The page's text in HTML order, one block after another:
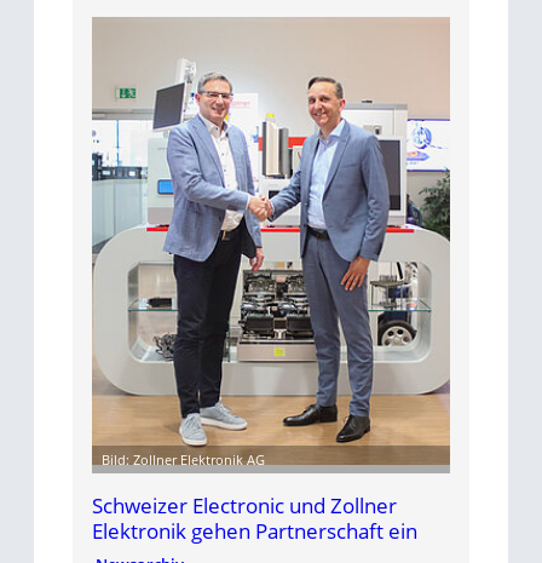
Bild: Zollner Elektronik AG
Schweizer Electronic und Zollner
Elektronik gehen Partnerschaft ein